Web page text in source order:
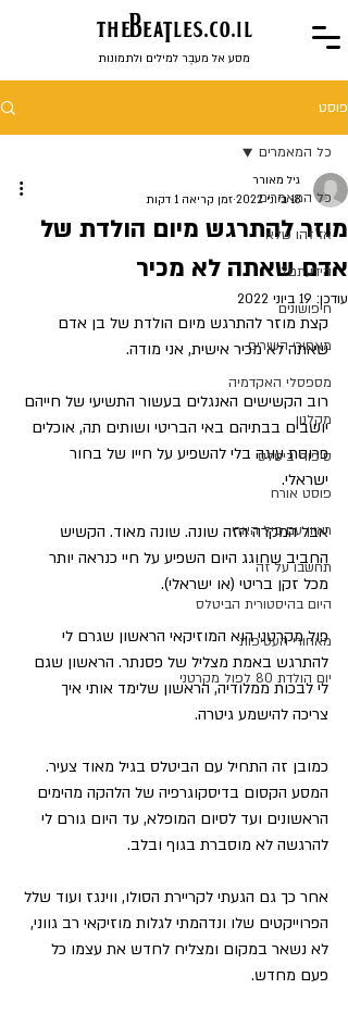
theBeaTles.co.il
מסע אל מעבֶר למילים ולתמונות
פוסט
כל המאמרים
אז זהו שלא
הידעתם?
חיפושונים
מאחורי השירים
מספסלי האקדמיה
מקלנון
סיפורי ביטלס
פוסט אורח
ראיון עם ביל הארי
תחשבו על זה
היום בהיסטורית הביטלס
מאחורי העטיפות
יום הולדת 80 לפול מקרטני
כל המאמרים
מוזר להתרגש מיום הולדת של
אדם שאתה לא מכיר
גיל מאורר
18 ביוני 2022
זמן קריאה 1 דקות
עודכן: 19 ביוני 2022
קצת מוזר להתרגש מיום הולדת של בן אדם
שאתה לא מכיר אישית, אני מודה.
רוב הקשישים האנגלים בעשור התשיעי של חייהם
יושבים בבתיהם באי הבריטי ושותים תה, אוכלים
פרוסת עוגה בלי להשפיע על חייו של בחור
ישראלי.
אבל המקרה הזה שונה. שונה מאוד. הקשיש
החביב שחוגג היום השפיע על חיי כנראה יותר
מכל זקן בריטי (או ישראלי).
פול מקרטני הוא המוזיקאי הראשון שגרם לי
להתרגש באמת מצליל של פסנתר. הראשון שגם
לי לבכות ממלודיה, הראשון שלימד אותי איך
צריכה להישמע גיטרה.
כמובן זה התחיל עם הביטלס בגיל מאוד צעיר.
המסע הקסום בדיסקוגרפיה של הלהקה מהימים
הראשונים ועד לסיום המופלא, עד היום גורם לי
להרגשה לא מוסברת בגוף ובלב.
אחר כך גם הגעתי לקריירת הסולו, ווינגז ועוד שלל
הפרוייקטים שלו ונדהמתי לגלות מוזיקאי רב גווני,
לא נשאר במקום ומצליח לחדש את עצמו כל
פעם מחדש.